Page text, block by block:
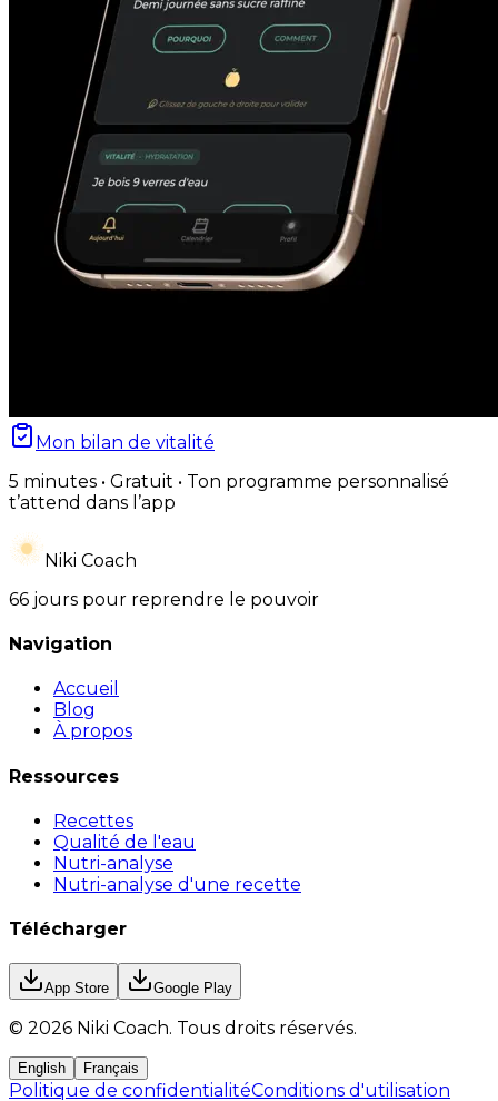
Mon bilan de vitalité
5 minutes • Gratuit • Ton programme personnalisé
t’attend dans l’app
Niki Coach
66 jours pour reprendre le pouvoir
Navigation
Accueil
Blog
À propos
Ressources
Recettes
Qualité de l'eau
Nutri-analyse
Nutri-analyse d'une recette
Télécharger
App Store Google Play
© 2026 Niki Coach. Tous droits réservés.
English Français
Politique de confidentialitéConditions d'utilisation